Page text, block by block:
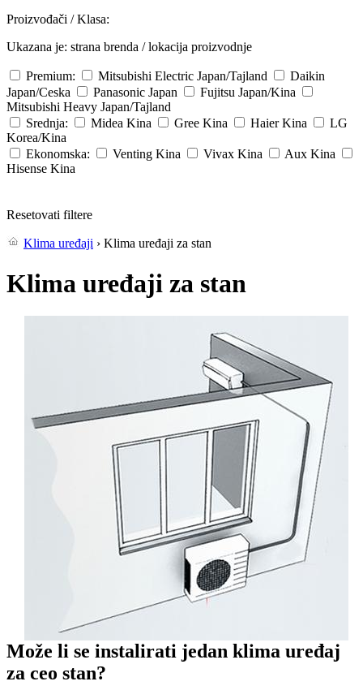
Proizvođači / Klasa:
Ukazana je: strana brenda / lokacija proizvodnje
Premium: Mitsubishi Electric Japan/Tajland
Daikin
Japan/Ceska
Panasonic Japan Fujitsu Japan/Kina
Mitsubishi Heavy Japan/Tajland
Srednja:
Midea Kina Gree Kina Haier Kina
LG
Korea/Kina
Ekonomska:
Venting Kina Vivax Kina Aux Kina
Hisense Kina
Resetovati filtere
Klima uređaji › Klima uređaji za stan
Klima uređaji za stan
Može li se instalirati jedan klima uređaj
za ceo stan?